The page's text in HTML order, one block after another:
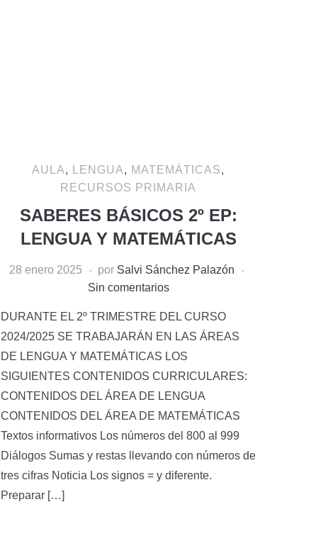
AULA, LENGUA, MATEMÁTICAS,
RECURSOS PRIMARIA
SABERES BÁSICOS 2º EP:
LENGUA Y MATEMÁTICAS
28 enero 2025 por Salvi Sánchez Palazón
Sin comentarios
DURANTE EL 2º TRIMESTRE DEL CURSO
2024/2025 SE TRABAJARÁN EN LAS ÁREAS
DE LENGUA Y MATEMÁTICAS LOS
SIGUIENTES CONTENIDOS CURRICULARES:
CONTENIDOS DEL ÁREA DE LENGUA
CONTENIDOS DEL ÁREA DE MATEMÁTICAS
Textos informativos Los números del 800 al 999
Diálogos Sumas y restas llevando con números de
tres cifras Noticia Los signos = y diferente.
Preparar […]